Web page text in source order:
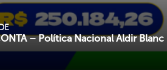
– Política Nacional Aldir Blanc